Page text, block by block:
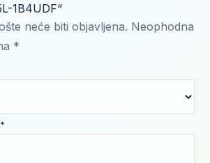
1B4UDF“
neće biti objavljena. Neophodna
*
*